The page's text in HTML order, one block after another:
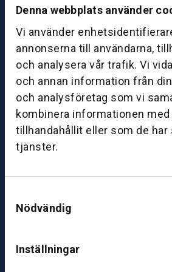
Denna webbplats använder
Vi använder
annonserna till användarna,
och analysera vår trafik. Vi
och annan information från
och analysföretag som vi
kombinera informationen
tillhandahållit eller som de har
tjänster.
Nödvändig
Inställningar
d
g:
0
8:
0
1
7:
0
B
S